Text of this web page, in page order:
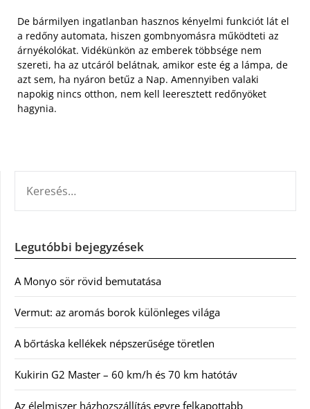
De bármilyen ingatlanban hasznos kényelmi funkciót lát el
a redőny automata, hiszen gombnyomásra működteti az
árnyékolókat. Vidékünkön az emberek többsége nem
szereti, ha az utcáról belátnak, amikor este ég a lámpa, de
azt sem, ha nyáron betűz a Nap. Amennyiben valaki
napokig nincs otthon, nem kell leeresztett redőnyöket
hagynia.
Legutóbbi bejegyzések
A Monyo sör rövid bemutatása
Vermut: az aromás borok különleges világa
A bőrtáska kellékek népszerűsége töretlen
Kukirin G2 Master – 60 km/h és 70 km hatótáv
Az élelmiszer házhozszállítás egyre felkapottabb